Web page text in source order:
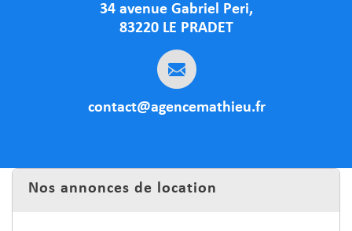
34 avenue Gabriel Peri,
83220 LE PRADET
contact@agencemathieu.fr
Nos annonces de location